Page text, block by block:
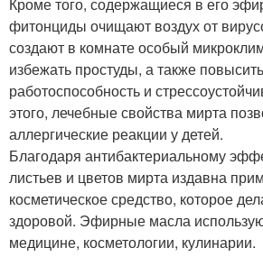
Кроме того, содержащиеся в его
фитонциды очищают воздух от
создают в комнате особый
избежать простуды, а также повысить
работоспособность и
этого, лечебные свойства мирта
аллергические реакции у детей.
Благодаря антибактериальному
листьев и цветов мирта издавна
косметическое средство, которое
здоровой. Эфирные масла
медицине, косметологии, кулинарии.